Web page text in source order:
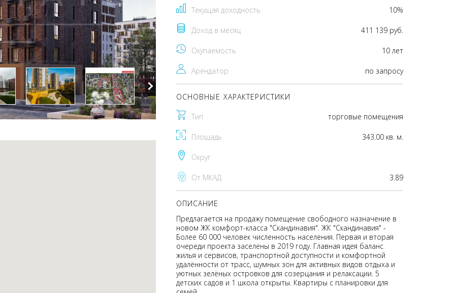
Текущая доходность 10%
Доход в месяц 411 139 руб.
Окупаемость 10 лет
Арендатор по запросу
ОСНОВНЫЕ ХАРАКТЕРИСТИКИ
Тип торговые помещения
Площадь 343.00 кв. м.
Округ
От МКАД 3.89
ОПИСАНИЕ
Предлагается на продажу помещение свободного назначение в
новом ЖК комфорт-класса "Скандинавия". ЖК "Скандинавия" -
Более 60 000 человек численность населения. Первая и вторая
очереди проекта заселены в 2019 году. Главная идея баланс
жилья и сервисов, транспортной доступности и комфортной
удалённости от трасс, шумных зон для активных видов отдыха и
уютных зелёных островков для созерцания и релаксации. 5
детских садов и 1 школа открыты. Квартиры с планировки для